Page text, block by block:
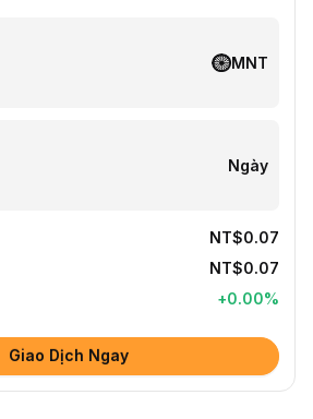
MNT
Ngày
NT$0.07
NT$0.07
+0.00%
Giao Dịch Ngay